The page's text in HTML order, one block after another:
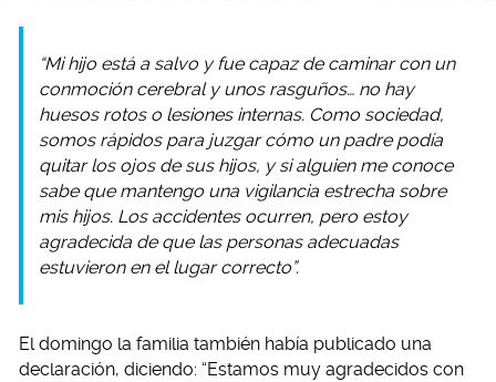
“Mi hijo está a salvo y fue capaz de caminar con un
conmoción cerebral y unos rasguños… no hay
huesos rotos o lesiones internas. Como sociedad,
somos rápidos para juzgar cómo un padre podía
quitar los ojos de sus hijos, y si alguien me conoce
sabe que mantengo una vigilancia estrecha sobre
mis hijos. Los accidentes ocurren, pero estoy
agradecida de que las personas adecuadas
estuvieron en el lugar correcto”.
El domingo la familia también había publicado una
declaración, diciendo: “Estamos muy agradecidos con